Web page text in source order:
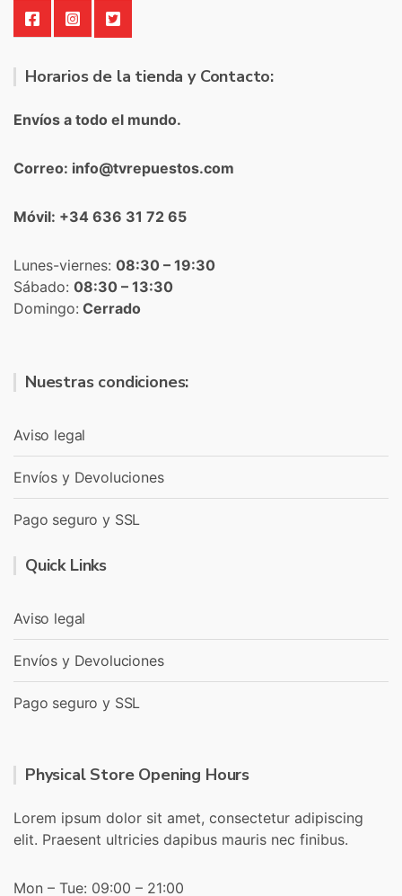
Horarios de la tienda y Contacto:
Envíos a todo el mundo.
Correo: info@tvrepuestos.com
Móvil: +34 636 31 72 65
Lunes-viernes: 08:30 – 19:30
Sábado: 08:30 – 13:30
Domingo: Cerrado
Nuestras condiciones:
Aviso legal
Envíos y Devoluciones
Pago seguro y SSL
Quick Links
Aviso legal
Envíos y Devoluciones
Pago seguro y SSL
Physical Store Opening Hours
Lorem ipsum dolor sit amet, consectetur adipiscing
elit. Praesent ultricies dapibus mauris nec finibus.
Mon – Tue: 09:00 – 21:00